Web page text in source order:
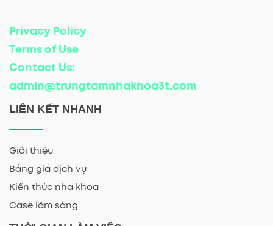
Privacy Policy
Terms of Use
Contact Us:
admin@trungtamnhakhoa3t.com
LIÊN KẾT NHANH
Giới thiệu
Bảng giá dịch vụ
Kiến thức nha khoa
Case lâm sàng